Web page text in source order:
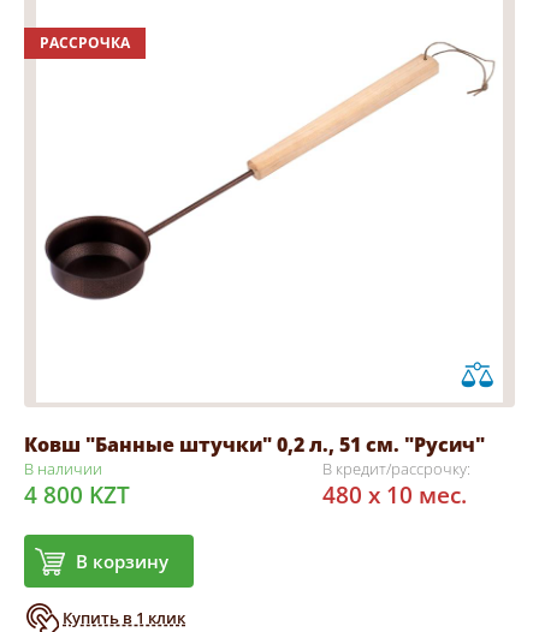
РАССРОЧКА
Ковш "Банные штучки" 0,2 л., 51 см. "Русич"
В наличии
4 800 KZT
В корзину
Купить в 1 клик
В кредит/рассрочку:
480 x 10 мес.